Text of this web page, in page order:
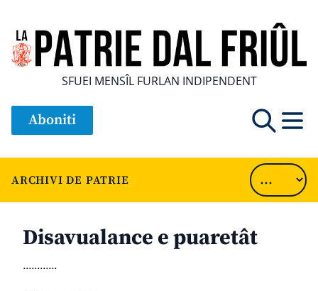
SFUEI MENSÎL FURLAN INDIPENDENT
Aboniti
ARCHIVI DE PATRIE
Disavualance e puaretât
............